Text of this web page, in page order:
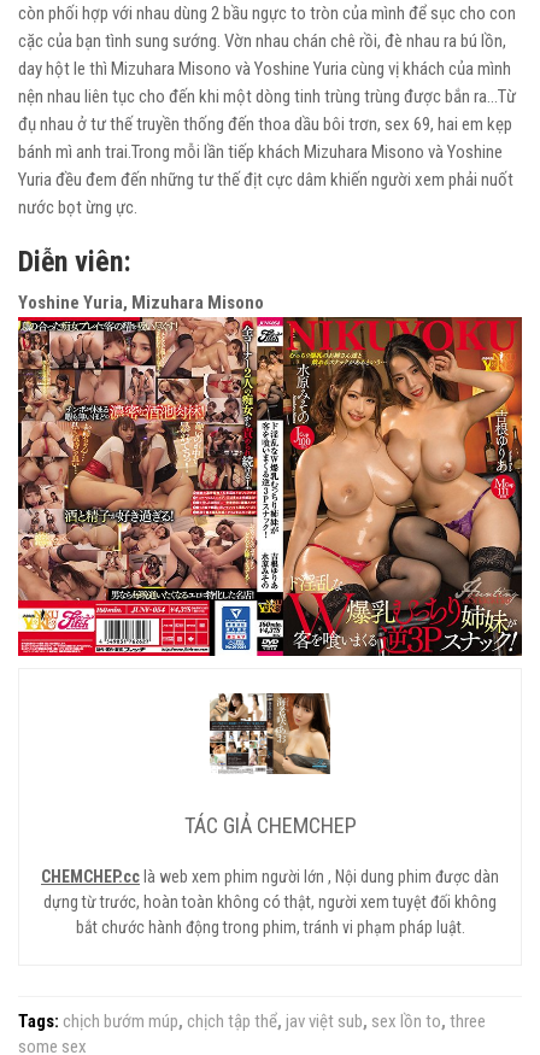
còn phối hợp với nhau dùng 2 bầu ngực to tròn của mình để sục cho con
cặc của bạn tình sung sướng. Vờn nhau chán chê rồi, đè nhau ra bú lồn,
day hột le thì Mizuhara Misono và Yoshine Yuria cùng vị khách của mình
nện nhau liên tục cho đến khi một dòng tinh trùng trùng được bắn ra…Từ
đụ nhau ở tư thế truyền thống đến thoa dầu bôi trơn, sex 69, hai em kẹp
bánh mì anh trai.Trong mỗi lần tiếp khách Mizuhara Misono và Yoshine
Yuria đều đem đến những tư thế địt cực dâm khiến người xem phải nuốt
nước bọt ừng ực.
Diễn viên:
Yoshine Yuria, Mizuhara Misono
TÁC GIẢ CHEMCHEP
CHEMCHEP.cc là web xem phim người lớn , Nội dung phim được dàn
dựng từ trước, hoàn toàn không có thật, người xem tuyệt đối không
bắt chước hành động trong phim, tránh vi phạm pháp luật.
Tags: chịch bướm múp, chịch tập thể, jav việt sub, sex lồn to, three
some sex